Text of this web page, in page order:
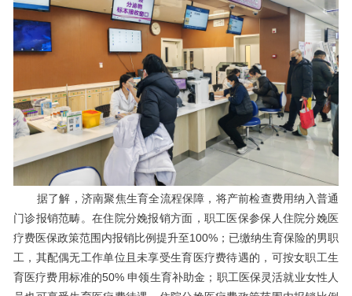
据了解，济南聚焦生育全流程保障，将产前检查费用纳入普通
门诊报销范畴。在住院分娩报销方面，职工医保参保人住院分娩医
疗费医保政策范围内报销比例提升至100%；已缴纳生育保险的男职
工，其配偶无工作单位且未享受生育医疗费待遇的，可按女职工生
育医疗费用标准的50% 申领生育补助金；职工医保灵活就业女性人